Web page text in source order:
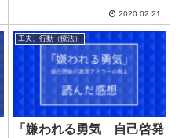
までは、つい忙しくしてしまっ
た後、キャパオーバーでダウン
しがちでした。今回の記事は、
ここ数ヶ月試して...
2020.02.21
工夫、行動（療法）
「嫌われる勇気 自己啓発